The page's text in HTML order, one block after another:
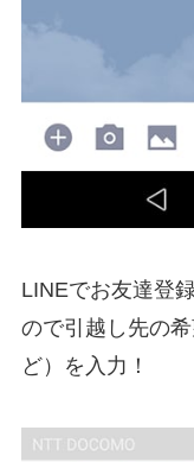
LINEでお友達登
ので引越し先の
ど）を入力！